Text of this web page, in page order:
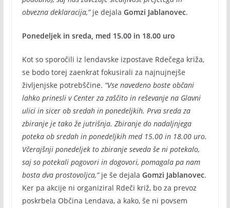
obvezna deklaracija,”je dejala Gomzi Jablanovec.
Ponedeljek in sreda, med 15.00 in 18.00 uro
Kot so sporočili iz lendavske izpostave Rdečega križa,
se bodo torej zaenkrat fokusirali za najnujnejše
življenjske potrebščine. “Vse navedeno boste občani
lahko prinesli v Center za zaščito in reševanje na Glavni
ulici in sicer ob sredah in ponedeljkih. Prva sreda za
zbiranje je tako že jutrišnja. Zbiranje do nadaljnjega
poteka ob sredah in ponedeljkih med 15.00 in 18.00 uro.
Včerajšnji ponedeljek to zbiranje seveda še ni potekalo,
saj so potekali pogovori in dogovori, pomagala pa nam
bosta dva prostovoljca,”je še dejala Gomzi Jablanovec.
Ker pa akcije ni organiziral Rdeči križ, bo za prevoz
poskrbela Občina Lendava, a kako, še ni povsem